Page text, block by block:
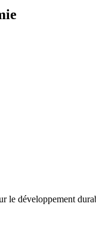
le développement